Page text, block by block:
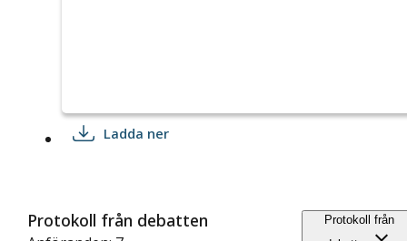
Ladda ner
Protokoll från debatten
Protokoll från